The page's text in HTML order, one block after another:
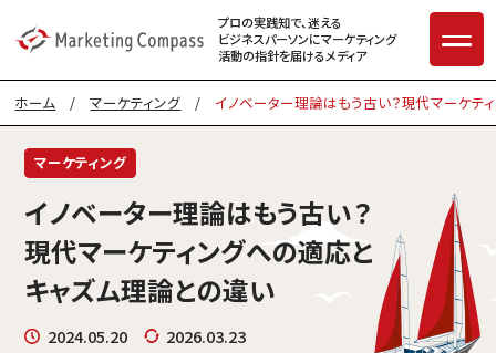
プロの実践知で、迷える
ビジネスパーソンにマーケティング
活動の指針を届けるメディア
ホーム /マーケティング / イノベーター理論はもう古い？現代マーケテ
マーケティング
イノベーター理論はもう古い？
現代マーケティングへの適応と
キャズム理論との違い
2024.05.20 2026.03.23